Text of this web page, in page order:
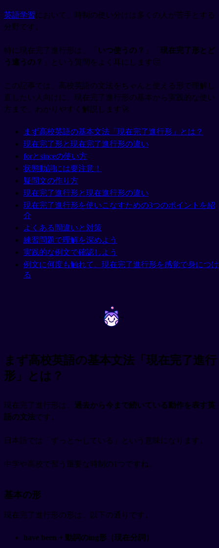
英語学習において、時制の使い分けは多くの人が苦手とする
分野です。
特に現在完了進行形は、「 いつ使うの？
現在完了形とど
う違うの？
」という質問をよく耳にします🤔
この記事では、高校英語の文法をちゃんと使える形で理解し
直したい人向けに、現在完了進行形の基本から実践的な使い
方まで、わかりやすく解説します🚀
まず高校英語の基本文法「現在完了進行形」とは？
現在完了形と現在完了進行形の違い
forとsinceの使い方
状態動詞には要注意！
疑問文の作り方
現在完了進行形と現在進行形の違い
現在完了進行形を使いこなすための3つのポイントを紹
介
よくある間違いと対策
練習問題で理解を深めよう
実践的な例文で確認しよう
例文に何度も触れて、現在完了進行形を感覚で身につけ
る
~ ~
まず高校英語の基本文法「現在完了進行
形」とは？
現在完了進行形は、 過去から今まで続いている動作を表す英
語の文法です。
日本語では「ずっと〜している」という意味になります。
中学や高校で習う重要な時制の1つですね。
基本の形
現在完了進行形の形は、以下の通りです。
have been + 動詞のing形（現在分詞）